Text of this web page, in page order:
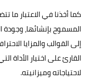
كما أخذنا في الاعتبار
المسموح بإنشائها، وجودة
إلى القوالب والمزايا
القارئ على اختيار الأداة
لاحتياجاته وميزانيته.